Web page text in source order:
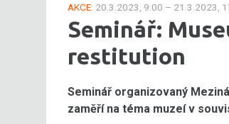
AKCE: 20.3.2023, 9:00 – 21.3.2023,
Seminář:
restitution
Seminář organizovaný
zaměří na téma muzeí v